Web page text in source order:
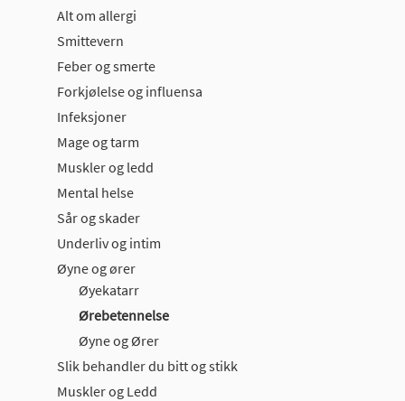
Alt om allergi
Smittevern
Feber og smerte
Forkjølelse og influensa
Infeksjoner
Mage og tarm
Muskler og ledd
Mental helse
Sår og skader
Underliv og intim
Øyne og ører
Øyekatarr
Ørebetennelse
Øyne og Ører
Slik behandler du bitt og stikk
Muskler og Ledd